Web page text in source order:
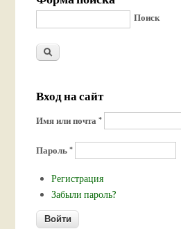
Поиск
Вход на сайт
Имя или почта*
Пароль*
Регистрация
Забыли пароль?